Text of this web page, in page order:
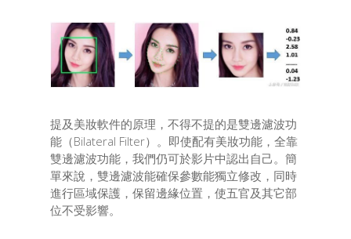
提及美妝軟件的原理，不得不提的是雙邊濾波功
能（Bilateral Filter）。即使配有美妝功能，全靠
雙邊濾波功能，我們仍可於影片中認出自己。簡
單來說，雙邊濾波能確保參數能獨立修改，同時
進行區域保護，保留邊緣位置，使五官及其它部
位不受影響。